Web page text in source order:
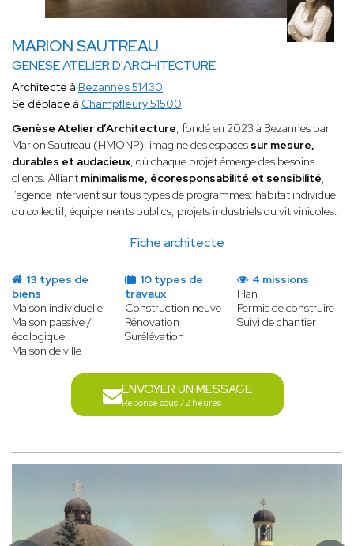
MARION SAUTREAU
GENESE ATELIER D'ARCHITECTURE
Fiche architecte
Architecte à Bezannes 51430
Se déplace à Champfleury 51500
Genèse Atelier d’Architecture, fondé en 2023 à Bezannes par
Marion Sautreau (HMONP), imagine des espaces sur mesure,
durables et audacieux, où chaque projet émerge des besoins
clients. Alliant minimalisme, écoresponsabilité et sensibilité,
l’agence intervient sur tous types de programmes: habitat individuel
ou collectif, équipements publics, projets industriels ou vitivinicoles.
13 types de
biens
Maison individuelle
Maison passive /
écologique
Maison de ville
10 types de
travaux
Construction neuve
Rénovation
Surélévation
4 missions
Plan
Permis de construire
Suivi de chantier
ENVOYER UN MESSAGE
Réponse sous 72 heures